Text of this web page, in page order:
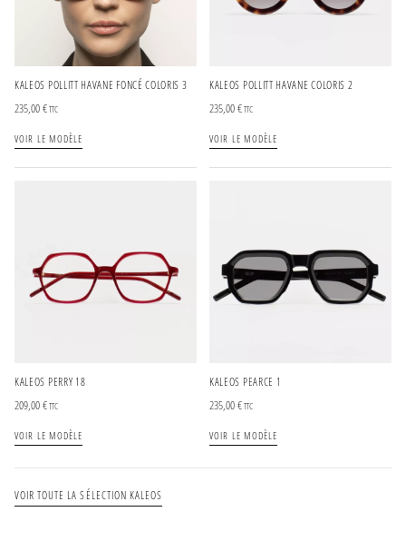
KALEOS POLLITT HAVANE FONCÉ COLORIS 3
235,00€TTC
VOIR LE MODÈLE
KALEOS POLLITT HAVANE COLORIS 2
235,00€TTC
VOIR LE MODÈLE
KALEOS PERRY 18
209,00€TTC
VOIR LE MODÈLE
KALEOS PEARCE 1
235,00€TTC
VOIR LE MODÈLE
VOIR TOUTE LA SÉLECTION KALEOS